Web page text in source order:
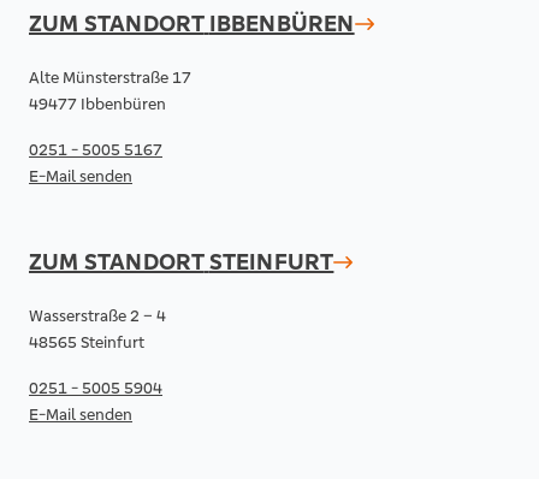
ZUM STANDORT IBBENBÜREN
Alte Münsterstraße 17
49477 Ibbenbüren
0251 - 5005 5167
E-Mail senden
ZUM STANDORTSTEINFURT
Wasserstraße 2 – 4
48565 Steinfurt
0251 - 5005 5904
E-Mail senden